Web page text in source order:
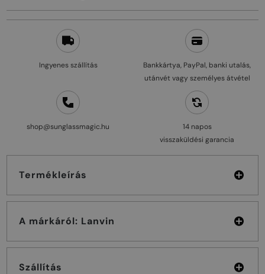
Ingyenes szállítás
Bankkártya, PayPal, banki utalás,
utánvét vagy személyes átvétel
shop@sunglassmagic.hu
14 napos
visszaküldési garancia
Termékleírás
A márkáról: Lanvin
Szállítás